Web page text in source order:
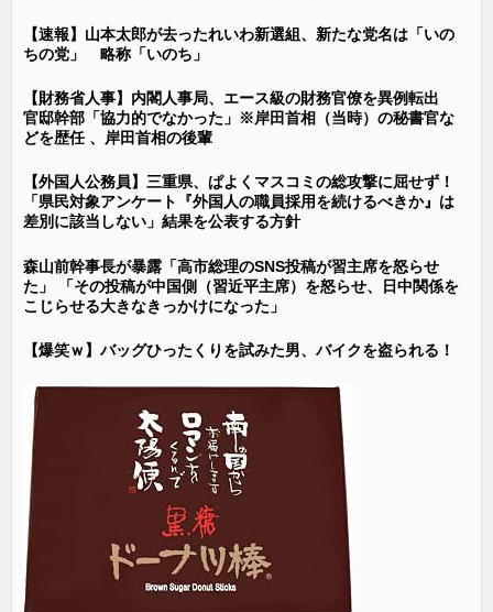
【速報】山本太郎が去ったれいわ新選組、新たな党名は「いの
ちの党」 略称「いのち」
【財務省人事】内閣人事局、エース級の財務官僚を異例転出
官邸幹部「協力的でなかった」※岸田首相（当時）の秘書官な
どを歴任 、岸田首相の後輩
【外国人公務員】三重県、ぱよくマスコミの総攻撃に屈せず！
「県民対象アンケート『外国人の職員採用を続けるべきか』は
差別に該当しない」結果を公表する方針
森山前幹事長が暴露「高市総理のSNS投稿が習主席を怒らせ
た」 「その投稿が中国側（習近平主席）を怒らせ、日中関係を
こじらせる大きなきっかけになった」
【爆笑ｗ】バッグひったくりを試みた男、バイクを盗られる！